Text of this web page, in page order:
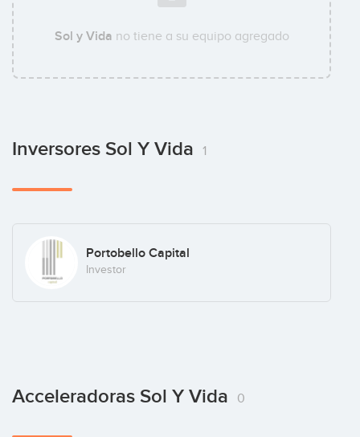
Sol y Vida no tiene a su equipo agregado
Inversores Sol Y Vida 1
Portobello Capital
Investor
Acceleradoras Sol Y Vida 0